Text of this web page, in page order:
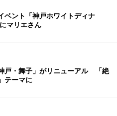
ベント「神戸ホワイトディナ
マリエさん
戸・舞子」がリニューアル 「絶
テーマに